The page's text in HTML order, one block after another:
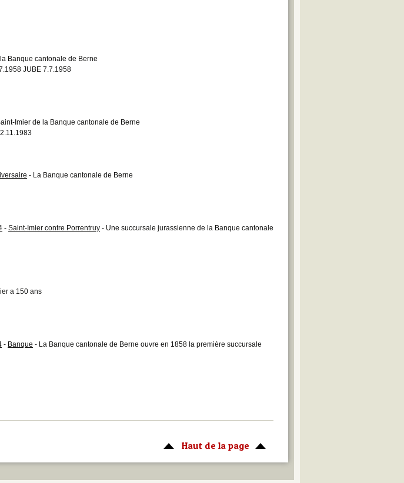
Banque cantonale de Berne
JUBE 7.7.1958
Imier de la Banque cantonale de Berne
- La Banque cantonale de Berne
- Saint-Imier contre Porrentruy - Une succursale jurassienne de la Banque cantonale
a 150 ans
- Banque - La Banque cantonale de Berne ouvre en 1858 la première succursale
Haut de la page